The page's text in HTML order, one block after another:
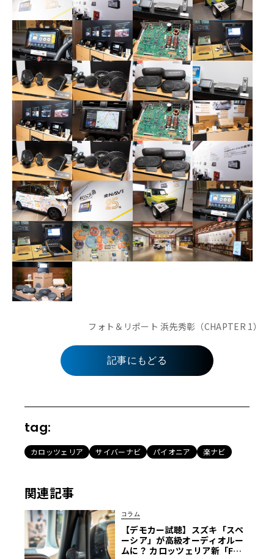
フォト＆リポート 浜先秀彰（CHAPTER 1）
記事にもどる
tag:
カロッツェリア サイバーナビ パイオニア 楽ナビ
関連記事
コラム
【デモカー試聴】スズキ「スペ
ーシア」が高級オーディオルー
ムに？ カロッツェリア新「Fシ